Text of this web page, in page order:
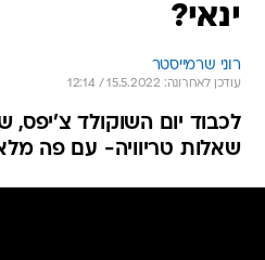
ינאי?
רוני שרמייסטר
עודכן לאחרונה: 15.5.2022 / 12:14
לכבוד יום השוקולד צ'יפס,
שאלות טריוויה- עם פה